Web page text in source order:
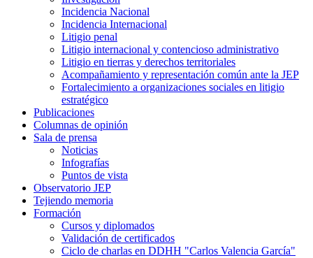
Incidencia Nacional
Incidencia Internacional
Litigio penal
Litigio internacional y contencioso administrativo
Litigio en tierras y derechos territoriales
Acompañamiento y representación común ante la JEP
Fortalecimiento a organizaciones sociales en litigio
estratégico
Publicaciones
Columnas de opinión
Sala de prensa
Noticias
Infografías
Puntos de vista
Observatorio JEP
Tejiendo memoria
Formación
Cursos y diplomados
Validación de certificados
Ciclo de charlas en DDHH "Carlos Valencia García"